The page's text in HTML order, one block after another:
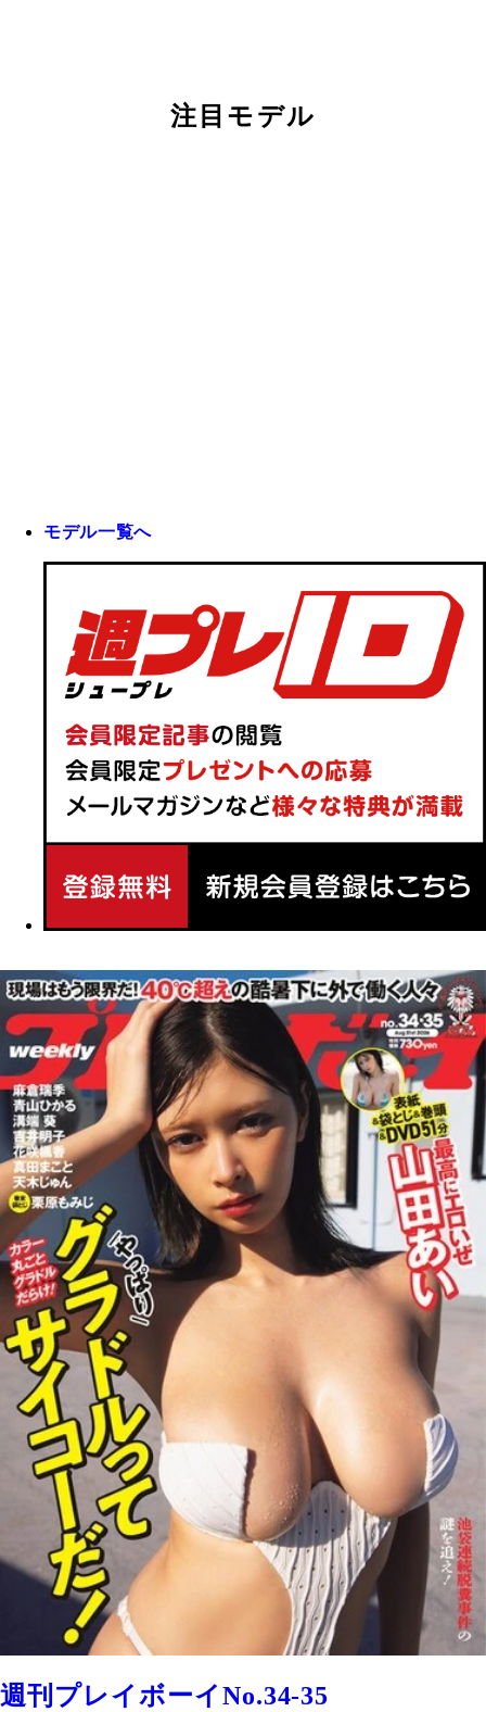
注目モデル
モデル一覧へ
週刊プレイボーイNo.34-35